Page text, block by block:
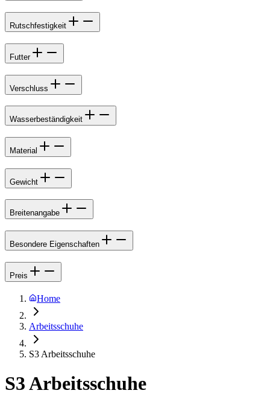
Rutschfestigkeit
Futter
Verschluss
Wasserbeständigkeit
Material
Gewicht
Breitenangabe
Besondere Eigenschaften
Preis
Home
Arbeitsschuhe
S3 Arbeitsschuhe
S3 Arbeitsschuhe